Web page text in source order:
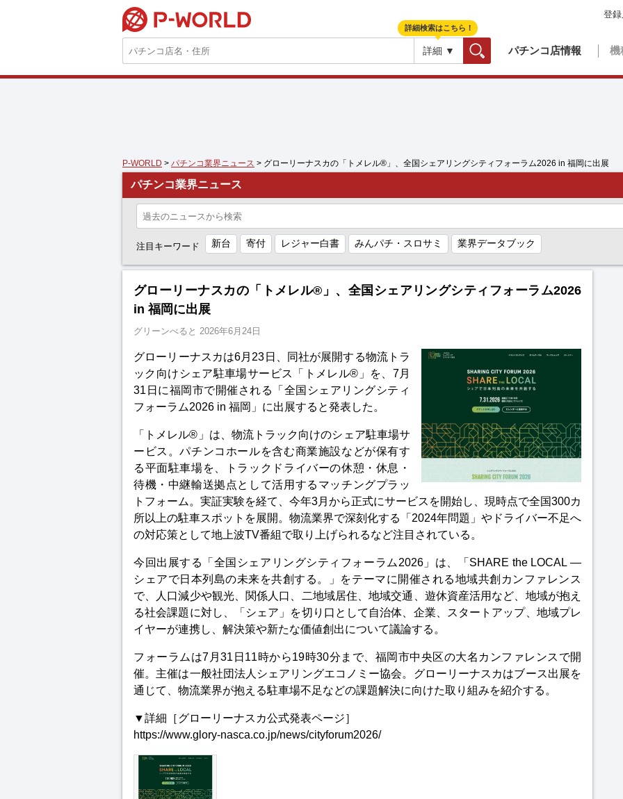
詳細 ▼ パチンコ店情報 機
登
詳細検索はこちら！
P-WORLD > パチンコ業界ニュース > グローリーナスカの「トメレル®」、全国シェアリングシティフォーラム2026 in 福岡に出展
パチンコ業界ニュース
注目キーワード 新台 寄付 レジャー白書 みんパチ・スロサミ 業界データブック
グローリーナスカの「トメレル®」、全国シェアリングシティフォーラム2026
in 福岡に出展
グリーンべると 2026年6月24日
グローリーナスカは6月23日、同社が展開する物流トラ
ック向けシェア駐車場サービス「トメレル®」を、7月
31日に福岡市で開催される「全国シェアリングシティ
フォーラム2026 in 福岡」に出展すると発表した。
「トメレル®」は、物流トラック向けのシェア駐車場サ
ービス。パチンコホールを含む商業施設などが保有す
る平面駐車場を、トラックドライバーの休憩・休息・
待機・中継輸送拠点として活用するマッチングプラッ
トフォーム。実証実験を経て、今年3月から正式にサービスを開始し、 現時点で全国300カ
所以上の駐車スポットを展開。 物流業界で深刻化する「2024年問題」やドライバー不足へ
の対応策として地上波TV番組で取り上げられるなど注目されている。
今回出展する「全国シェアリングシティフォーラム2026」は、「SHARE the LOCAL ―
シェアで日本列島の未来を共創する。」をテーマに開催される地域共創カンファレンス
で、人口減少や観光、関係人口、二地域居住、地域交通、遊休資産活用など、地域が抱え
る社会課題に対し、「シェア」を切り口として自治体、企業、スタートアップ、地域プレ
イヤーが連携し、解決策や新たな価値創出について議論する。
フォーラムは7月31日11時から19時30分まで、福岡市中央区の大名カンファレンスで開
催。主催は一般社団法人シェアリングエコノミー協会。グローリーナスカはブース出展を
通じて、物流業界が抱える駐車場不足などの課題解決に向けた取り組みを紹介する。
▼詳細［グローリーナスカ公式発表ページ］
https://www.glory-nasca.co.jp/news/cityforum2026/